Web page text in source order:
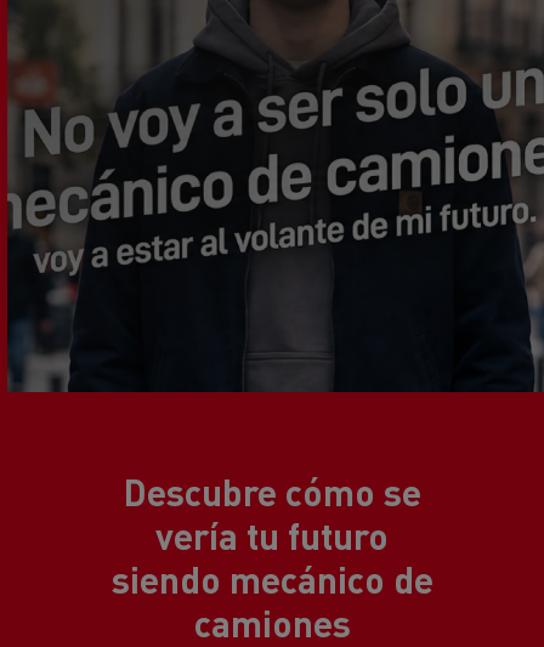
Descubre cómo se
vería tu futuro
siendo mecánico de
camiones